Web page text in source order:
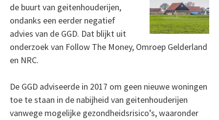
de buurt van geitenhouderijen,
ondanks een eerder negatief
advies van de GGD. Dat blijkt uit
onderzoek van Follow The Money, Omroep Gelderland
en NRC.
De GGD adviseerde in 2017 om geen nieuwe woningen
toe te staan in de nabijheid van geitenhouderijen
vanwege mogelijke gezondheidsrisico’s, waaronder